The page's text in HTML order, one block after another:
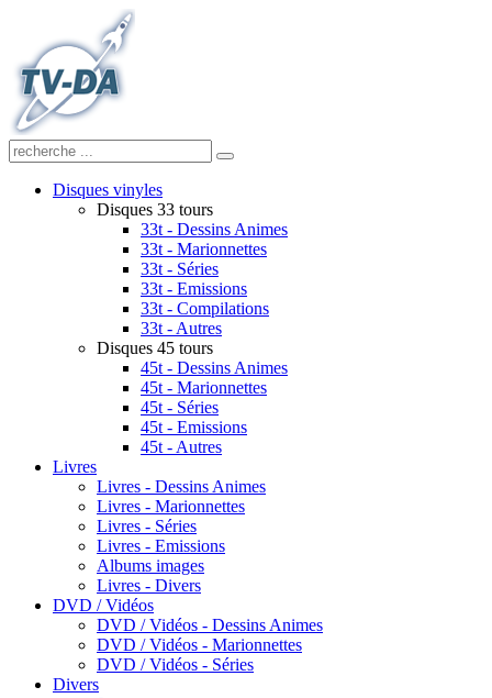
Disques vinyles
Disques 33 tours
33t - Dessins Animes
33t - Marionnettes
33t - Séries
33t - Emissions
33t - Compilations
33t - Autres
Disques 45 tours
45t - Dessins Animes
45t - Marionnettes
45t - Séries
45t - Emissions
45t - Autres
Livres
Livres - Dessins Animes
Livres - Marionnettes
Livres - Séries
Livres - Emissions
Albums images
Livres - Divers
DVD / Vidéos
DVD / Vidéos - Dessins Animes
DVD / Vidéos - Marionnettes
DVD / Vidéos - Séries
Divers